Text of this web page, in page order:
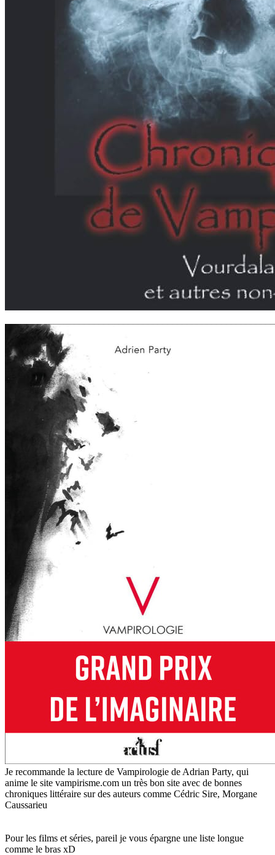
Je recommande la lecture de Vampirologie de Adrian Party, qui
anime le site vampirisme.com un très bon site avec de bonnes
chroniques littéraire sur des auteurs comme Cédric Sire, Morgane
Caussarieu
Pour les films et séries, pareil je vous épargne une liste longue
comme le bras xD